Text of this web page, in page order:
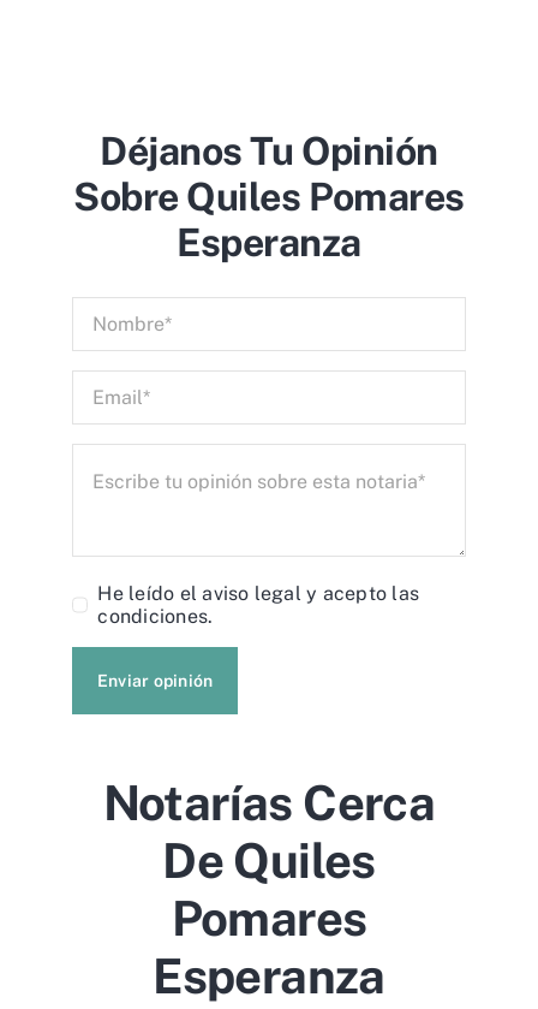
Déjanos Tu Opinión
Sobre Quiles Pomares
Esperanza
He leído elaviso legal y acepto las
condiciones.
Enviar opinión
Notarías Cerca
De Quiles
Pomares
Esperanza